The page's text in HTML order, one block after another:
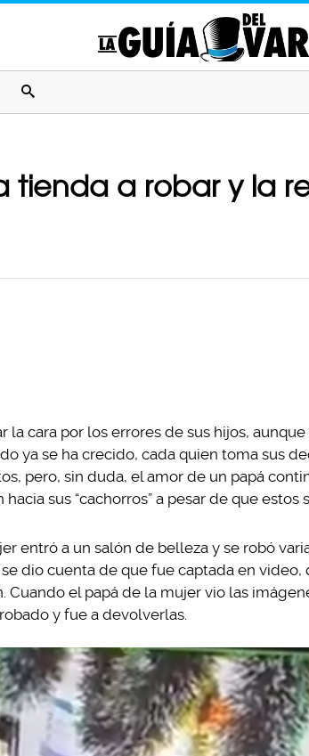
tienda a robar y la
la cara por los errores de sus hijos,
ya se ha crecido, cada quien toma sus
pero, sin duda, el amor de un papá
sus “cachorros” a pesar de que estos
entró a un salón de belleza y se robó
dio cuenta de que fue captada en video,
el papá de la mujer vio las
y fue a devolverlas.